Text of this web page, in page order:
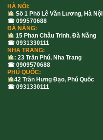
HÀ NỘI:
Số 1 Phố Lê Văn Lương, Hà Nội
☎ 099570688
ĐÀ NẴNG:
15 Phan Châu Trinh, Đà Nẵng
☎ 0931330111
NHA TRANG:
: 23 Trần Phú, Nha Trang
☎ 0909570688
PHÚ QUỐC:
42 Trần Hưng Đạo, Phú Quốc
☎ 0931330111